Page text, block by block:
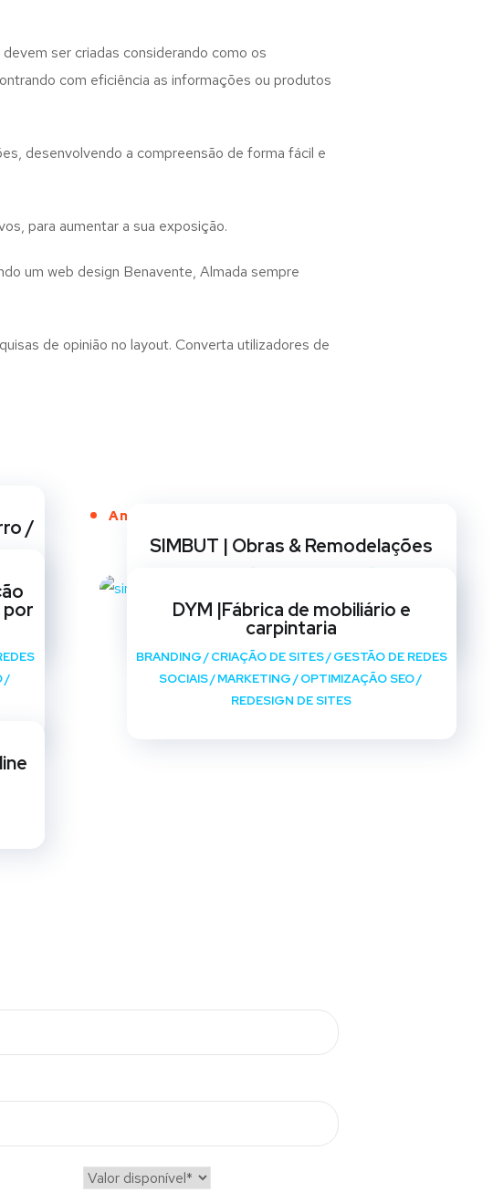
devem ser criadas considerando como os
com eficiência as informações ou produtos
desenvolvendo a compreensão de forma fácil e
para aumentar a sua exposição.
um web design Benavente, Almada sempre
de opinião no layout. Converta utilizadores de
Anos de Serviço
/
/
SIMBUT | Obras & Remodelações
REDESIGN DE SITES
/
DYM |Fábrica de mobiliário e
carpintaria
BRANDING/CRIAÇÃO DE SITES/GESTÃO DE REDES
SOCIAIS/MARKETING/OPTIMIZAÇÃO SEO/
REDESIGN DE SITES